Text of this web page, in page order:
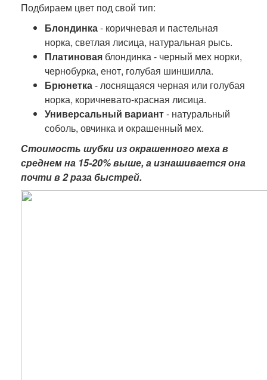
Подбираем цвет под свой тип:
Блондинка- коричневая и пастельная
норка, светлая лисица, натуральная рысь.
Платиновая блондинка - черный мех норки,
чернобурка, енот, голубая шиншилла.
Брюнетка- лоснящаяся черная или голубая
норка, коричневато-красная лисица.
Универсальный вариант- натуральный
соболь, овчинка и окрашенный мех.
Стоимость шубки из окрашенного меха в
среднем на 15-20% выше, а изнашивается она
почти в 2 раза быстрей.